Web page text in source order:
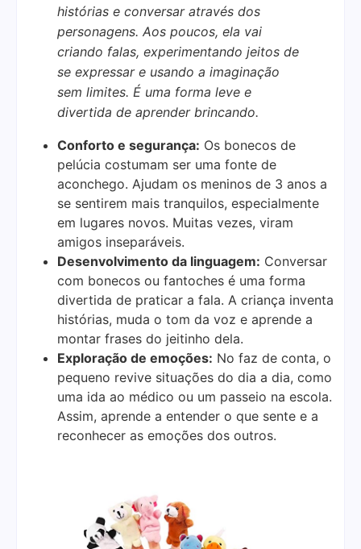
histórias e conversar através dos
personagens. Aos poucos, ela vai
criando falas, experimentando jeitos de
se expressar e usando a imaginação
sem limites. É uma forma leve e
divertida de aprender brincando.
Conforto e segurança: Os bonecos de
pelúcia costumam ser uma fonte de
aconchego. Ajudam os meninos de 3 anos a
se sentirem mais tranquilos, especialmente
em lugares novos. Muitas vezes, viram
amigos inseparáveis.
Desenvolvimento da linguagem: Conversar
com bonecos ou fantoches é uma forma
divertida de praticar a fala. A criança inventa
histórias, muda o tom da voz e aprende a
montar frases do jeitinho dela.
Exploração de emoções: No faz de conta, o
pequeno revive situações do dia a dia, como
uma ida ao médico ou um passeio na escola.
Assim, aprende a entender o que sente e a
reconhecer as emoções dos outros.